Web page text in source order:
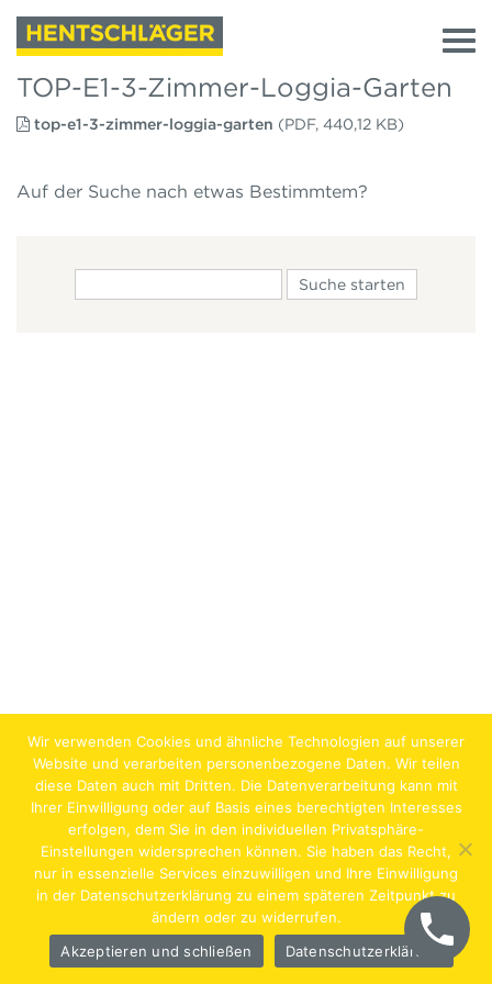
TOP-E1-3-Zimmer-Loggia-Garten
top-e1-3-zimmer-loggia-garten (PDF, 440,12 KB)
Auf der Suche nach etwas Bestimmtem?
Jobs Lehrstellen Impressum AGB Datenschutz
Hentschläger Bau GmbH – A-4222 Langenstein,
Wir verwenden Cookies und ähnliche Technologien auf unserer
Website und verarbeiten personenbezogene Daten. Wir teilen
diese Daten auch mit Dritten. Die Datenverarbeitung kann mit
Ihrer Einwilligung oder auf Basis eines berechtigten Interesses
erfolgen, dem Sie in den individuellen Privatsphäre-
Einstellungen widersprechen können. Sie haben das Recht,
nur in essenzielle Services einzuwilligen und Ihre Einwilligung
in der Datenschutzerklärung zu einem späteren Zeitpunkt zu
ändern oder zu widerrufen.
Akzeptieren und schließen
Datenschutzerklärung